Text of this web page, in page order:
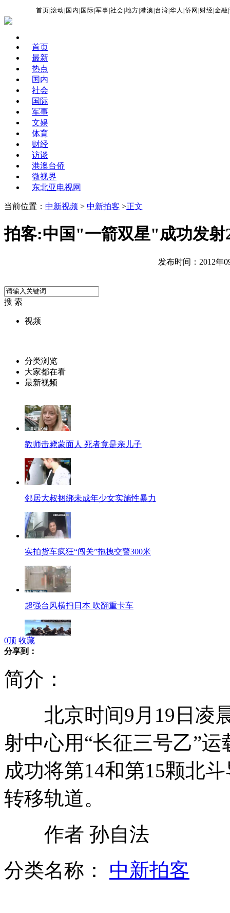
首页 |滚动 国内 国际 |军事 |社会 |地方 |港澳 台湾 |华人 |侨网 财经 |金融 |
首页
最新
热点
国内
社会
国际
军事
文娱
体育
财经
访谈
港澳台侨
微视界
东北亚电视网
当前位置： 中新视频 > 中新拍客 >正文
拍客:中国"一箭双星"成功发射
发布时间：2012年
搜 索
视频
分类浏览
大家都在看
最新视频
教师击毙蒙面人 死者竟是亲儿子
邻居大叔捆绑未成年少女实施性暴力
实拍货车疯狂“闯关”拖拽交警300米
超强台风横扫日本 吹翻重卡车
东海舰队：海空联合演练对岛火力打击
深圳派出所贴乌龙通告 连休17天
美不再把人民圣战者组织列为恐怖组织
山西运城恶犬咬伤多人 警民合力深夜将其击毙
0顶 收藏
分享到：
简介：
北京时间9月19日凌晨
射中心用“长征三号乙”
成功将第14和第15颗北
转移轨道。
作者 孙自法
分类名称： 中新拍客